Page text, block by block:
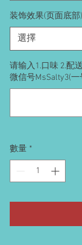
装饰效果(页面底部)
選擇
请输入1.口味 2.配
微信号MsSalty3(
數量 *